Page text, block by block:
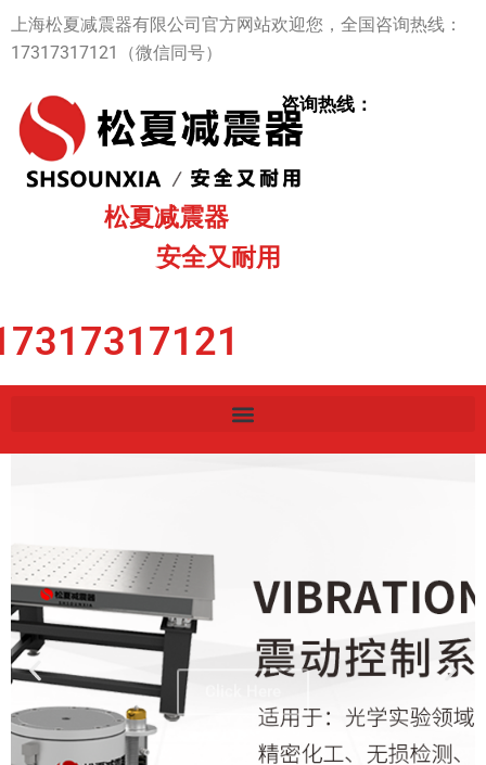
至
上海松夏减震器有限公司官方网站欢迎您，全国咨询热线：
17317317121（微信同号）
松夏减震器
安全又耐用
咨询热线：
Click Here